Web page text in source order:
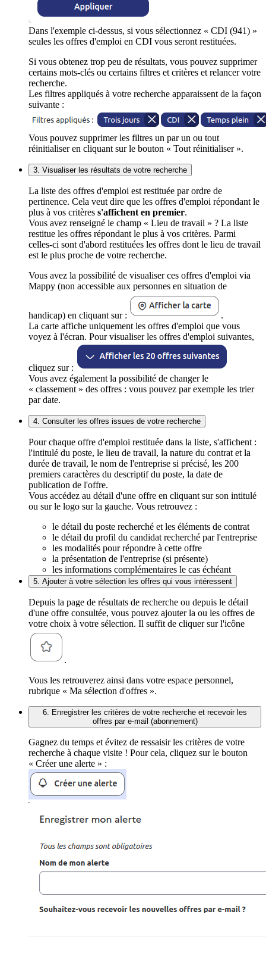
Dans l'exemple ci-dessus, si vous sélectionnez « CDI (941) »
seules les offres d'emploi en CDI vous seront restituées.
Si vous obtenez trop peu de résultats, vous pouvez supprimer
certains mots-clés ou certains filtres et critères et relancer votre
recherche.
Les filtres appliqués à votre recherche apparaissent de la façon
suivante :
Vous pouvez supprimer les filtres un par un ou tout
réinitialiser en cliquant sur le bouton « Tout réinitialiser ».
3. Visualiser les résultats de votre recherche
La liste des offres d'emploi est restituée par ordre de
pertinence. Cela veut dire que les offres d'emploi répondant le
plus à vos critères s'affichent en premier.
Vous avez renseigné le champ « Lieu de travail » ? La liste
restitue les offres répondant le plus à vos critères. Parmi
celles-ci sont d'abord restituées les offres dont le lieu de travail
est le plus proche de votre recherche.
Vous avez la possibilité de visualiser ces offres d'emploi via
Mappy (non accessible aux personnes en situation de
handicap) en cliquant sur :
.
La carte affiche uniquement les offres d'emploi que vous
voyez à l'écran. Pour visualiser les offres d'emploi suivantes,
cliquez sur :
Vous avez également la possibilité de changer le
« classement » des offres : vous pouvez par exemple les trier
par date.
4. Consulter les offres issues de votre recherche
Pour chaque offre d'emploi restituée dans la liste, s'affichent :
l'intitulé du poste, le lieu de travail, la nature du contrat et la
durée de travail, le nom de l'entreprise si précisé, les 200
premiers caractères du descriptif du poste, la date de
publication de l'offre.
Vous accédez au détail d'une offre en cliquant sur son intitulé
ou sur le logo sur la gauche. Vous retrouvez :
le détail du poste recherché et les éléments de contrat
le détail du profil du candidat recherché par l'entreprise
les modalités pour répondre à cette offre
la présentation de l'entreprise (si présente)
les informations complémentaires le cas échéant
5. Ajouter à votre sélection les offres qui vous intéressent
Depuis la page de résultats de recherche ou depuis le détail
d'une offre consultée, vous pouvez ajouter la ou les offres de
votre choix à votre sélection. Il suffit de cliquer sur l'icône
.
Vous les retrouverez ainsi dans votre espace personnel,
rubrique « Ma sélection d'offres ».
6. Enregistrer les critères de votre recherche et recevoir les
offres par e-mail (abonnement)
Gagnez du temps et évitez de ressaisir les critères de votre
recherche à chaque visite ! Pour cela, cliquez sur le bouton
« Créer une alerte » :